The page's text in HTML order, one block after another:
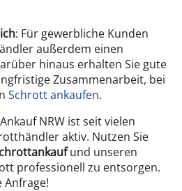
: Für gewerbliche Kunden
außerdem einen
hinaus erhalten Sie gute
Zusammenarbeit, bei
Schrott ankaufen.
NRW ist seit vielen
aktiv. Nutzen Sie
und unseren
professionell zu entsorgen.
Anfrage!